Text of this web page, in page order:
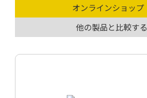
オンラインショップ
他の製品と比較する